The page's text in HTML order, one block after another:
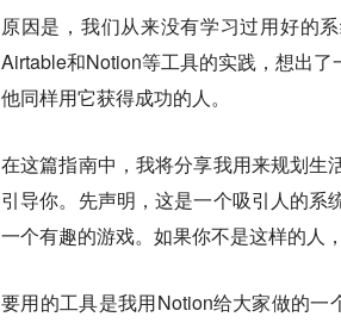
原因是，我们从来没有学习过用好的
Airtable和Notion等工具的实践，想出
他同样用它获得成功的人。
在这篇指南中，我将分享我用来规划生
引导你。先声明，这是一个吸引人的
一个有趣的游戏。如果你不是这样的人
要用的工具是我用Notion给大家做的一